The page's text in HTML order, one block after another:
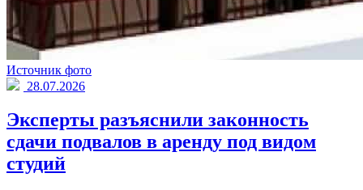
Источник фото
28.07.2026
Эксперты разъяснили законность
сдачи подвалов в аренду под видом
студий